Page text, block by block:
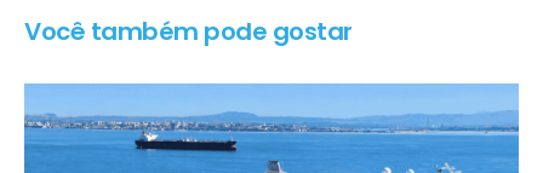
Você também pode gostar